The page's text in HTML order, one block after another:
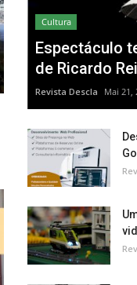
Cultura
Espectáculo
de Ricardo
Revista Descla Mai 21,